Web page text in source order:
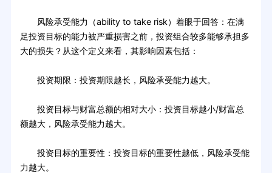
风险承受能力（ability to take risk）着眼于回答：在满
足投资目标的能力被严重损害之前，投资组合较多能够承担多
大的损失？从这个定义来看，其影响因素包括：
投资期限：投资期限越长，风险承受能力越大。
投资目标与财富总额的相对大小：投资目标越小/财富总
额越大，风险承受能力越大。
投资目标的重要性：投资目标的重要性越低，风险承受能
力越大。